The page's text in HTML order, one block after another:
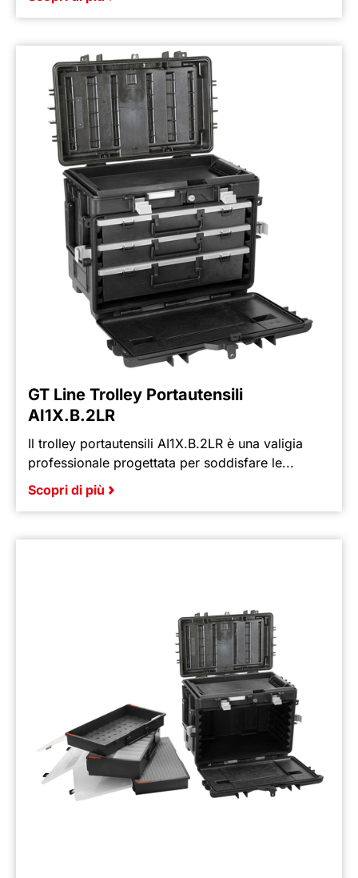
GT Line Trolley Portautensili
AI1X.B.2LR
Il trolley portautensili AI1X.B.2LR è una valigia
professionale progettata per soddisfare le...
Scopri di più